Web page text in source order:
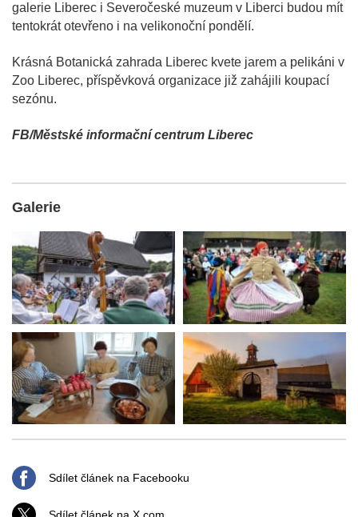
galerie Liberec i Severočeské muzeum v Liberci budou mít
tentokrát otevřeno i na velikonoční pondělí.
Krásná Botanická zahrada Liberec kvete jarem a pelikáni v
Zoo Liberec, příspěvková organizace již zahájili koupací
sezónu.
FB/Městské informační centrum Liberec
Galerie
Sdílet článek na Facebooku
Sdílet článek na X.com